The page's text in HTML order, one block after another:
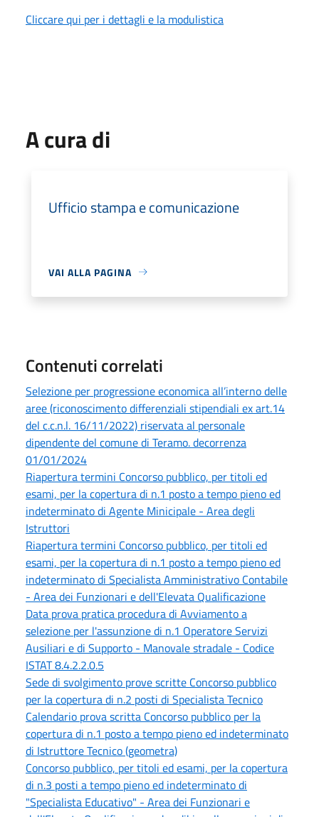
Cliccare qui per i dettagli e la modulistica
A cura di
Ufficio stampa e comunicazione
VAI ALLA PAGINA
Contenuti correlati
Selezione per progressione economica all’interno delle
aree (riconoscimento differenziali stipendiali ex art.14
del c.c.n.l. 16/11/2022) riservata al personale
dipendente del comune di Teramo. decorrenza
01/01/2024
Riapertura termini Concorso pubblico, per titoli ed
esami, per la copertura di n.1 posto a tempo pieno ed
indeterminato di Agente Minicipale - Area degli
Istruttori
Riapertura termini Concorso pubblico, per titoli ed
esami, per la copertura di n.1 posto a tempo pieno ed
indeterminato di Specialista Amministrativo Contabile
- Area dei Funzionari e dell'Elevata Qualificazione
Data prova pratica procedura di Avviamento a
selezione per l'assunzione di n.1 Operatore Servizi
Ausiliari e di Supporto - Manovale stradale - Codice
ISTAT 8.4.2.2.0.5
Sede di svolgimento prove scritte Concorso pubblico
per la copertura di n.2 posti di Specialista Tecnico
Calendario prova scritta Concorso pubblico per la
copertura di n.1 posto a tempo pieno ed indeterminato
di Istruttore Tecnico (geometra)
Concorso pubblico, per titoli ed esami, per la copertura
di n.3 posti a tempo pieno ed indeterminato di
"Specialista Educativo" - Area dei Funzionari e